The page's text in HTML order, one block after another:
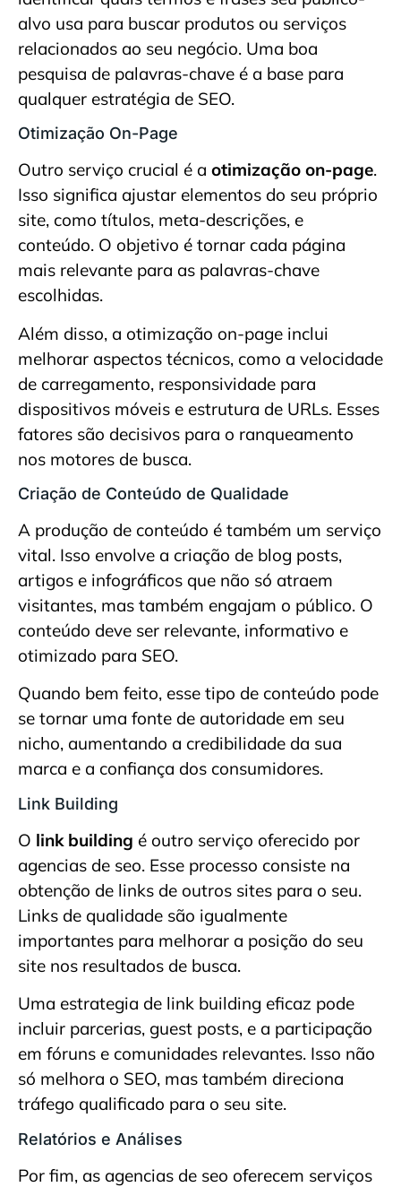
alvo usa para buscar produtos ou serviços
relacionados ao seu negócio. Uma boa
pesquisa de palavras-chave é a base para
qualquer estratégia de SEO.
Otimização On-Page
Outro serviço crucial é a otimização on-page.
Isso significa ajustar elementos do seu próprio
site, como títulos, meta-descrições, e
conteúdo. O objetivo é tornar cada página
mais relevante para as palavras-chave
escolhidas.
Além disso, a otimização on-page inclui
melhorar aspectos técnicos, como a velocidade
de carregamento, responsividade para
dispositivos móveis e estrutura de URLs. Esses
fatores são decisivos para o ranqueamento
nos motores de busca.
Criação de Conteúdo de Qualidade
A produção de conteúdo é também um serviço
vital. Isso envolve a criação de blog posts,
artigos e infográficos que não só atraem
visitantes, mas também engajam o público. O
conteúdo deve ser relevante, informativo e
otimizado para SEO.
Quando bem feito, esse tipo de conteúdo pode
se tornar uma fonte de autoridade em seu
nicho, aumentando a credibilidade da sua
marca e a confiança dos consumidores.
Link Building
O link building é outro serviço oferecido por
agencias de seo. Esse processo consiste na
obtenção de links de outros sites para o seu.
Links de qualidade são igualmente
importantes para melhorar a posição do seu
site nos resultados de busca.
Uma estrategia de link building eficaz pode
incluir parcerias, guest posts, e a participação
em fóruns e comunidades relevantes. Isso não
só melhora o SEO, mas também direciona
tráfego qualificado para o seu site.
Relatórios e Análises
Por fim, as agencias de seo oferecem serviços